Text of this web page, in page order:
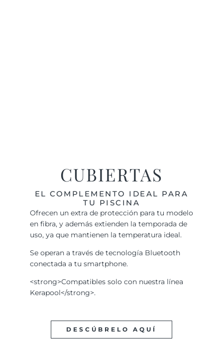
CUBIERTAS
EL COMPLEMENTO IDEAL PARA
TU PISCINA
Ofrecen un extra de protección para tu modelo
en fibra, y además extienden la temporada de
uso, ya que mantienen la temperatura ideal.
Se operan a través de tecnología Bluetooth
conectada a tu smartphone.
<strong>Compatibles solo con nuestra línea
Kerapool</strong>.
DESCÚBRELO AQUÍ